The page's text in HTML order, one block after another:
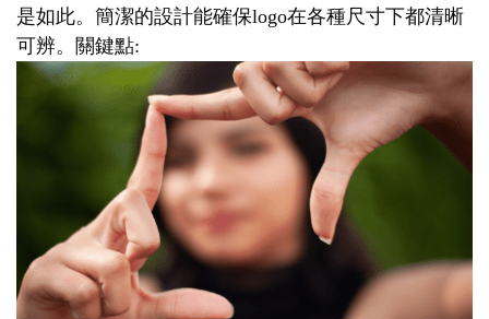
是如此。簡潔的設計能確保logo在各種尺寸下都清晰
可辨。關鍵點: